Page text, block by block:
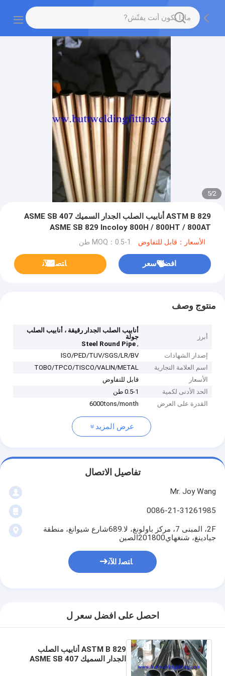
2
/
5
ASTM B 829 أنابيب الصلب الجدار السميك ASME SB 407
ASME SB 829 Incoloy 800H / 800HT / ​​800AT
الأسعار：قابل للتفاوض MOQ：0.5-1 طن
افضل سعر ﺎﺘﺼﻟ ﺍﻶﻧ
منتوج وصف
أبرز
أنابيب الصلب الجدار رقيقة ، أنابيب الصلب
جولة
,
Steel Round Pipe
إصدار الشهادات
ISO/PED/TUV/SGS/LR/BV
اسم العلامة التجارية
TOBO/TPCO/TISCO/VALIN/METAL
الأسعار
قابل للتفاوض
الحد الأدنى لكمية
0.5-1 طن
القدرة على العرض
6000tons/month
عرض المزيد
تفاصيل الاتصال
Mr. Joy Wang
0086-21-31261985
2F، المبنى 7، مركز باولونغ، لا.689شارع شيوانغ، منطقة
جيادينغ، شنغهاي201800الصين
ﺎﺘﺼﻟ ﺍﻶﻧ
احصل على افضل سعر ل
ASTM B 829 أنابيب الصلب
الجدار السميك ASME SB 407